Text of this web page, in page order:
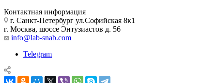
Контактная информация
г. Санкт-Петербург ул.Софийская 8к1
г. Москва, шоссе Энтузиастов д. 56
info@lab-snab.com
Telegram